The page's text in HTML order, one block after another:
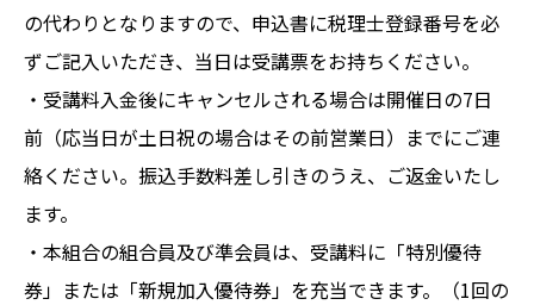
の代わりとなりますので、申込書に税理士登録番号を必
ずご記入いただき、当日は受講票をお持ちください。
・受講料入金後にキャンセルされる場合は開催日の7日
前（応当日が土日祝の場合はその前営業日）までにご連
絡ください。振込手数料差し引きのうえ、ご返金いたし
ます。
・本組合の組合員及び準会員は、受講料に「特別優待
券」または「新規加入優待券」を充当できます。（1回の